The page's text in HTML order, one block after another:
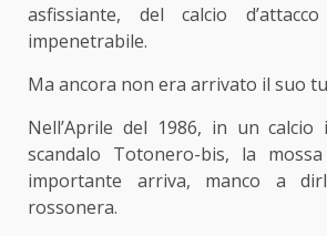
asfissiante, del calcio
impenetrabile.
Ma ancora non era arrivato il suo
Nell’Aprile del 1986, in un
scandalo Totonero-bis, la
importante arriva, manco a
rossonera.